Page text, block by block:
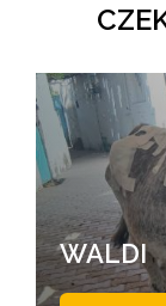
WALDI